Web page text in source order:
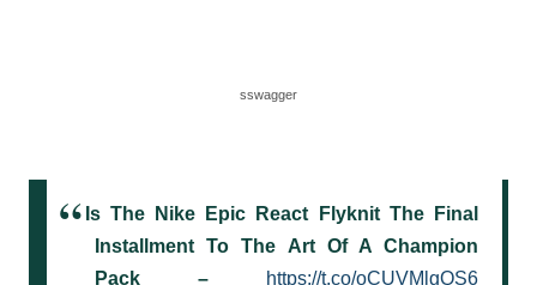
sswagger
Is The Nike Epic React Flyknit The Final
Installment To The Art Of A Champion
Pack –
https://t.co/oCUVMlgQS6